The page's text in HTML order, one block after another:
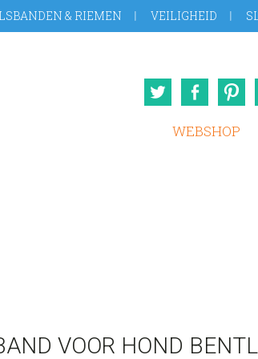
& RIEMEN VEILIGHEID
Twitter
WEBSHOP
VOOR HOND